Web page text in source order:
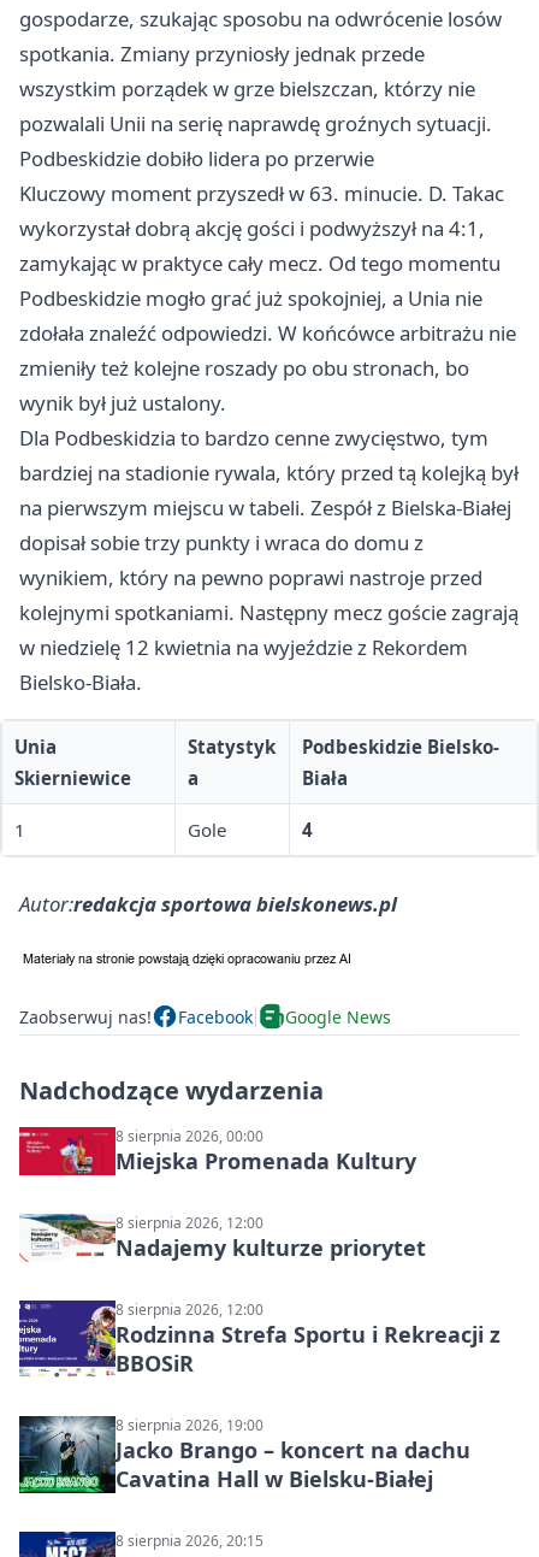
gospodarze, szukając sposobu na odwrócenie losów
spotkania. Zmiany przyniosły jednak przede
wszystkim porządek w grze bielszczan, którzy nie
pozwalali Unii na serię naprawdę groźnych sytuacji.
Podbeskidzie dobiło lidera po przerwie
Kluczowy moment przyszedł w 63. minucie. D. Takac
wykorzystał dobrą akcję gości i podwyższył na 4:1,
zamykając w praktyce cały mecz. Od tego momentu
Podbeskidzie mogło grać już spokojniej, a Unia nie
zdołała znaleźć odpowiedzi. W końcówce arbitrażu nie
zmieniły też kolejne roszady po obu stronach, bo
wynik był już ustalony.
Dla Podbeskidzia to bardzo cenne zwycięstwo, tym
bardziej na stadionie rywala, który przed tą kolejką był
na pierwszym miejscu w tabeli. Zespół z Bielska-Białej
dopisał sobie trzy punkty i wraca do domu z
wynikiem, który na pewno poprawi nastroje przed
kolejnymi spotkaniami. Następny mecz goście zagrają
w niedzielę 12 kwietnia na wyjeździe z Rekordem
Bielsko-Biała.
Unia
Skierniewice
Statystyk
a
Podbeskidzie Bielsko-
Biała
1 Gole 4
Autor:redakcja sportowa bielskonews.pl
Zaobserwuj nas! Facebook Google News
Nadchodzące wydarzenia
8 sierpnia 2026, 00:00
Miejska Promenada Kultury
8 sierpnia 2026, 12:00
Nadajemy kulturze priorytet
8 sierpnia 2026, 12:00
Rodzinna Strefa Sportu i Rekreacji z
BBOSiR
8 sierpnia 2026, 19:00
Jacko Brango – koncert na dachu
Cavatina Hall w Bielsku-Białej
8 sierpnia 2026, 20:15